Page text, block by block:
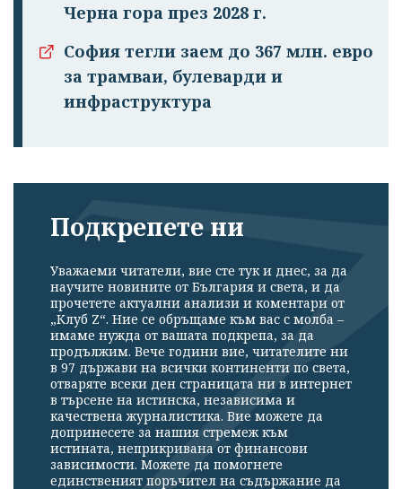
Черна гора през 2028 г.
София тегли заем до 367 млн. евро
за трамваи, булеварди и
инфраструктура
Подкрепете ни
Уважаеми читатели, вие сте тук и днес, за да
научите новините от България и света, и да
прочетете актуални анализи и коментари от
„Клуб Z“. Ние се обръщаме към вас с молба –
имаме нужда от вашата подкрепа, за да
продължим. Вече години вие, читателите ни
в 97 държави на всички континенти по света,
отваряте всеки ден страницата ни в интернет
в търсене на истинска, независима и
качествена журналистика. Вие можете да
допринесете за нашия стремеж към
истината, неприкривана от финансови
зависимости. Можете да помогнете
единственият поръчител на съдържание да